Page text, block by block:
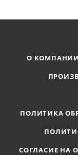
О КОМПАНИИ
ПОЛИТИКА
СОГЛАСИЕ НА